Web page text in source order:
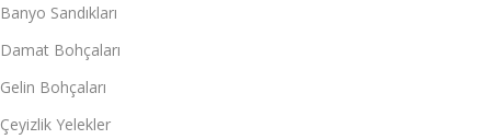
Banyo Sandıkları
Damat Bohçaları
Gelin Bohçaları
Çeyizlik Yelekler